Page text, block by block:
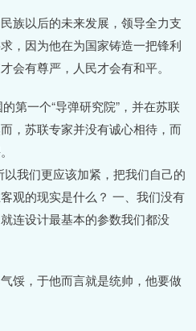
族以后的未来发展，领导全力支
，因为他在为国家铸造一把锋利
会有尊严，人民才会有和平。
第一个“导弹研究院”，并在苏联
，苏联专家并没有诚心相待，而
我们更应该加紧，把我们自己的
观的现实是什么？ 一、我们没有
连设计最基本的参数我们都没
馁，于他而言就是统帅，他要做